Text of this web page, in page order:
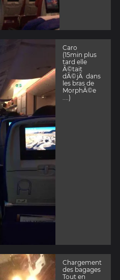
Caro
(15min plus
tard elle
Ã©tait
dÃ©jÃ dans
les bras de
MorphÃ©e
....)
Chargement
des bagages
Tout en